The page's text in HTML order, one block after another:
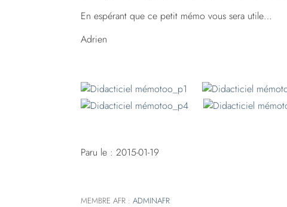
En espérant que ce petit mémo vous sera utile…
Adrien
Paru le : 2015-01-19
MEMBRE AFR : ADMINAFR